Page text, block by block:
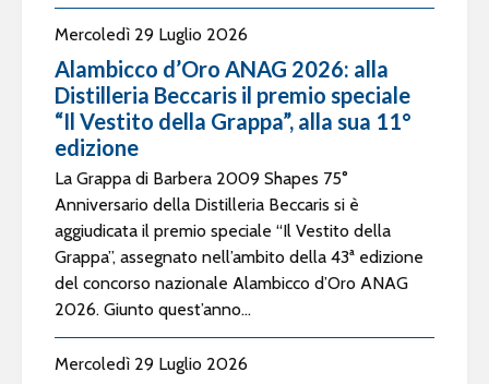
Mercoledì 29 Luglio 2026
Alambicco d’Oro ANAG 2026: alla
Distilleria Beccaris il premio speciale
“Il Vestito della Grappa”, alla sua 11°
edizione
La Grappa di Barbera 2009 Shapes 75°
Anniversario della Distilleria Beccaris si è
aggiudicata il premio speciale “Il Vestito della
Grappa”, assegnato nell’ambito della 43ª edizione
del concorso nazionale Alambicco d’Oro ANAG
2026. Giunto quest’anno...
Mercoledì 29 Luglio 2026